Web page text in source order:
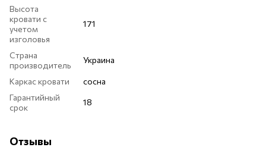
Высота
кровати с
учетом
изголовья
171
Страна
производитель
Украина
Каркас кровати
сосна
Гарантийный
срок
18
Отзывы